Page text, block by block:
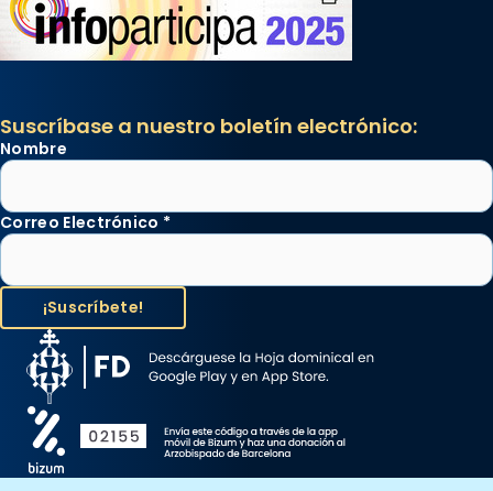
Suscríbase a nuestro boletín electrónico:
Nombre
Correo Electrónico *